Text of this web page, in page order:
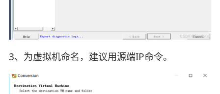
3、为虚拟机命名，建议用源端IP命令。